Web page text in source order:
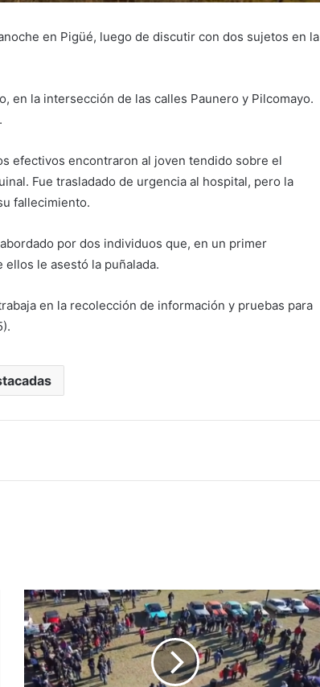
en Pigüé, luego de discutir con dos sujetos en la
en la intersección de las calles Paunero y Pilcomayo.
efectivos encontraron al joven tendido sobre el
Fue trasladado de urgencia al hospital, pero la
fallecimiento.
por dos individuos que, en un primer
le asestó la puñalada.
en la recolección de información y pruebas para